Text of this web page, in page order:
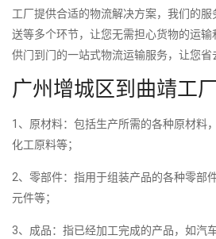
工厂提供合适的物流解决方案，我们的
送等多个环节，让您无需担心货物的运
供门到门的一站式物流运输服务，让您省
广州增城区到曲靖工
1、原材料：包括生产所需的各种原材料
化工原料等；
2、零部件：指用于组装产品的各种零部
元件等；
3、成品：指已经加工完成的产品，如汽